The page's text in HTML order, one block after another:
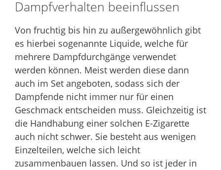
Dampfverhalten beeinflussen
Von fruchtig bis hin zu außergewöhnlich gibt
es hierbei sogenannte Liquide, welche für
mehrere Dampfdurchgänge verwendet
werden können. Meist werden diese dann
auch im Set angeboten, sodass sich der
Dampfende nicht immer nur für einen
Geschmack entscheiden muss. Gleichzeitig ist
die Handhabung einer solchen E-Zigarette
auch nicht schwer. Sie besteht aus wenigen
Einzelteilen, welche sich leicht
zusammenbauen lassen. Und so ist jeder in